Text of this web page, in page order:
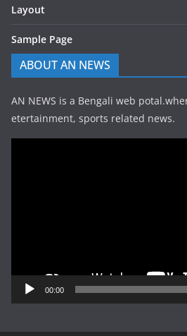
Layout
Sample Page
ABOUT AN NEWS
AN NEWS is a Bengali web
etertainment, sports related news.
00:00